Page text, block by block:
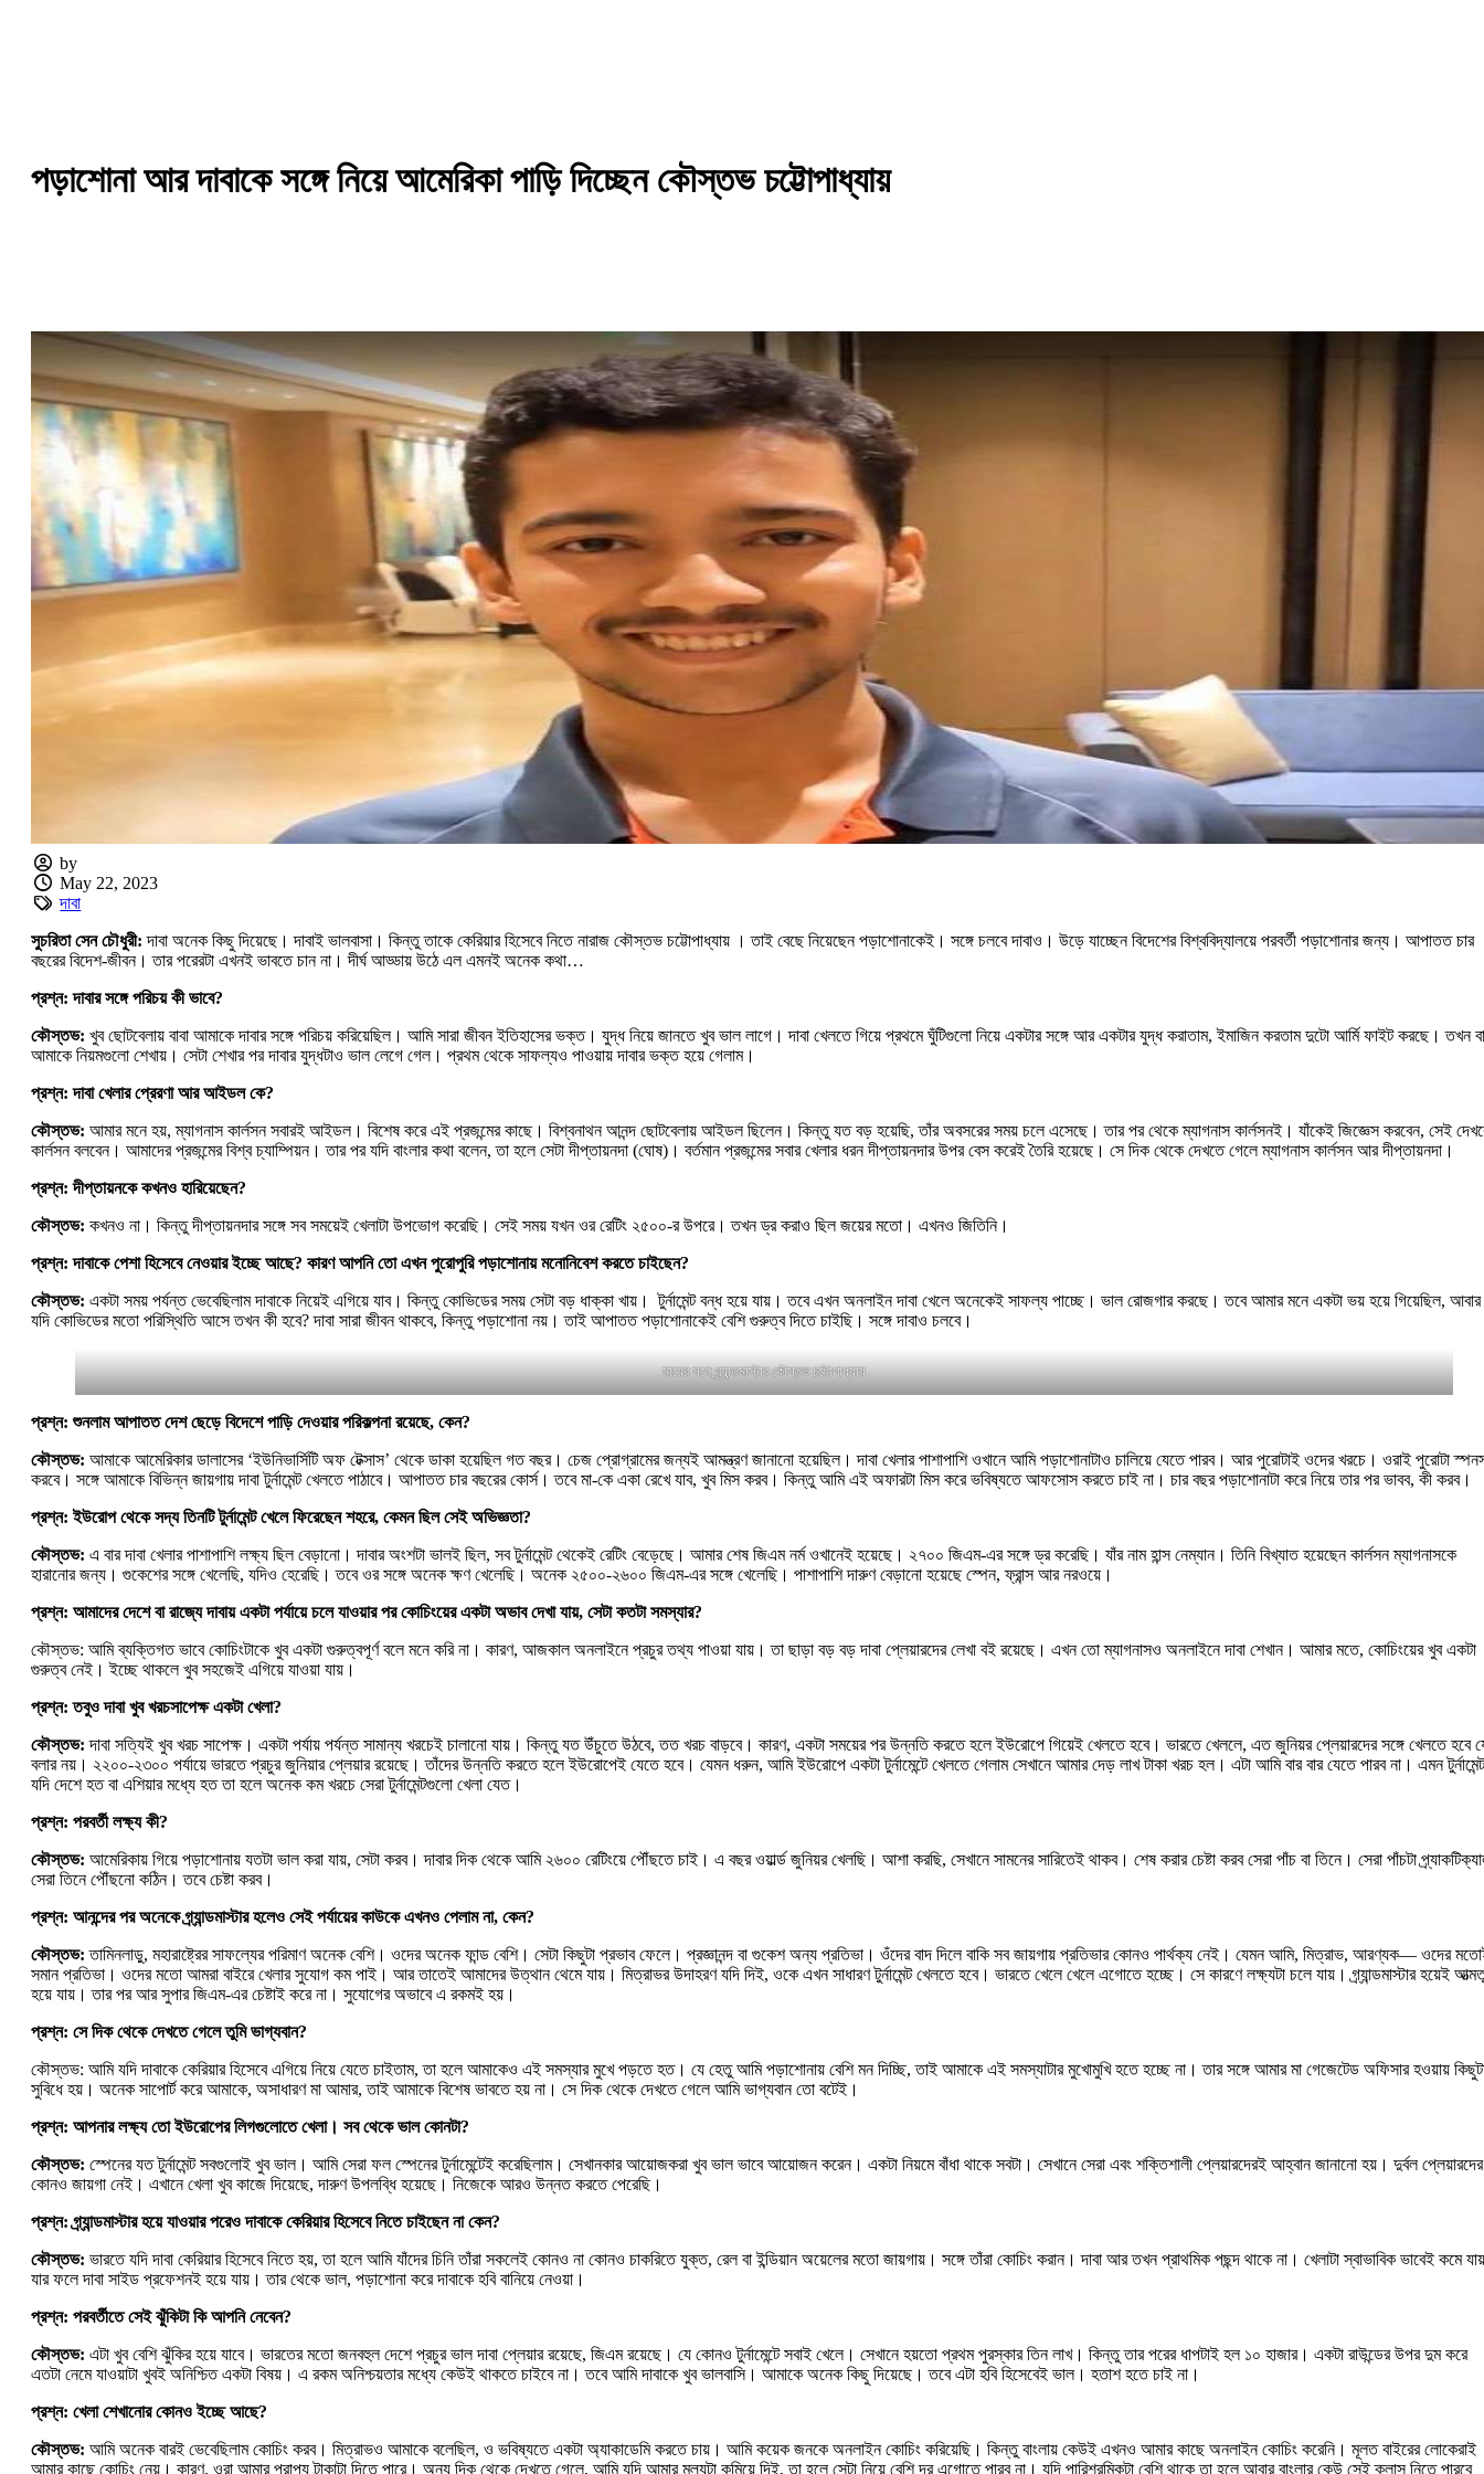
পড়াশোনা আর দাবাকে সঙ্গে নিয়ে আমেরিকা পাড়ি দিচ্ছে‌ন কৌস্তভ চট্টোপাধ্যায়
by
May 22, 2023
দাবা
সুচরিতা সেন চৌধুরী: দাবা অনেক কিছু দিয়েছে। দাবাই ভালবাসা। কিন্তু তাকে কেরিয়ার হিসেবে নিতে নারাজ কৌস্তভ চট্টোপাধ্যায় । তাই বেছে নিয়েছেন পড়াশোনাকেই। সঙ্গে চলবে দাবাও। উড়ে যাচ্ছেন বিদেশের বিশ্ববিদ্যালয়ে পরবর্তী পড়াশোনার জন্য। আপাতত চার
বছরের বিদেশ-জীবন। তার পরেরটা এখনই ভাবতে চান না। দীর্ঘ আড্ডায় উঠে এল এমনই অনেক কথা…
প্রশ্ন: দাবার সঙ্গে পরিচয় কী ভাবে?
কৌস্তভ: খুব ছোটবেলায় বাবা আমাকে দাবার সঙ্গে পরিচয় করিয়েছিল। আমি সারা জীবন ইতিহাসের ভক্ত। যুদ্ধ নিয়ে জানতে খুব ভাল লাগে। দাবা খেলতে গিয়ে প্রথমে ঘুঁটিগুলো নিয়ে একটার সঙ্গে আর একটার যুদ্ধ করাতাম, ইমাজিন করতাম দুটো আর্মি ফাইট করছে। তখন
আমাকে নিয়মগুলো শেখায়। সেটা শেখার পর দাবার যুদ্ধটাও ভাল লেগে গেল। প্রথম থেকে সাফল্যও পাওয়ায় দাবার ভক্ত হয়ে গেলাম।
প্রশ্ন: দাবা খেলার প্রেরণা আর আইডল কে?
কৌস্তভ: আমার মনে হয়, ম্যাগনাস কার্লসন সবারই আইডল। বিশেষ করে এই প্রজন্মের কাছে। বিশ্বনাথন আনন্দ ছোটবেলায় আইডল ছিলেন। কিন্তু যত বড় হয়েছি, তাঁর অবসরের সময় চলে এসেছে। তার পর থেকে ম্যাগনাস কার্লসনই। যাঁকেই জিজ্ঞেস করবেন, সেই
কার্লসন বলবেন। আমাদের প্রজন্মের বিশ্ব চ্যাম্পিয়ন। তার পর যদি বাংলার কথা বলেন, তা হলে সেটা দীপ্তায়নদা (ঘোষ)। বর্তমান প্রজন্মের সবার খেলার ধরন দীপ্তায়নদার উপর বেস করেই তৈরি হয়েছে। সে দিক থেকে দেখতে গেলে ম্যাগনাস কার্লসন আর দীপ্তায়নদা।
প্রশ্ন: দীপ্তায়নকে কখনও হারিয়েছেন?
কৌস্তভ: কখনও না। কিন্তু দীপ্তায়নদার সঙ্গে সব সময়েই খেলাটা উপভোগ করেছি। সেই সময় যখন ওর রেটিং ২৫০০-র উপরে। তখন ড্র করাও ছিল জয়ের মতো। এখনও জিতিনি।
প্রশ্ন: দাবাকে পেশা হিসেবে নেওয়ার ইচ্ছে আছে? কারণ আপনি তো এখন পুরোপুরি পড়াশোনায় মনোনিবেশ করতে চাইছেন?
কৌস্তভ: একটা সময় পর্যন্ত ভেবেছিলাম দাবাকে নিয়েই এগিয়ে যাব। কিন্তু কোভিডের সময় সেটা বড় ধাক্কা খায়। টুর্নামেন্ট বন্ধ হয়ে যায়। তবে এখন অনলাইন দাবা খেলে অনেকেই সাফল্য পাচ্ছে। ভাল রোজগার করছে। তবে আমার মনে একটা ভয় হয়ে গিয়েছিল, আবার
যদি কোভিডের মতো পরিস্থিতি আসে তখন কী হবে? দাবা সারা জীবন থাকবে, কিন্তু পড়াশোনা নয়। তাই আপাতত পড়াশোনাকেই বেশি গুরুত্ব দিতে চাইছি। সঙ্গে দাবাও চলবে।
মায়ের সঙ্গে গ্র্যান্ডমাস্টার কৌস্তভ চট্টোপাধ্যায়
প্রশ্ন: শুনলাম আপাতত দেশ ছেড়ে বিদেশে পাড়ি দেওয়ার পরিকল্পনা রয়েছে, কেন?
কৌস্তভ: আমাকে আমেরিকার ডালাসের ‘ইউনিভার্সিটি অফ টেক্সাস’ থেকে ডাকা হয়েছিল গত বছর। চেজ প্রোগ্রামের জন্যই আমন্ত্রণ জানানো হয়েছিল। দাবা খেলার পাশাপাশি ওখানে আমি পড়াশোনাটাও চালিয়ে যেতে পারব। আর পুরোটাই ওদের খরচে। ওরাই পুরোটা
করবে। সঙ্গে আমাকে বিভিন্ন জায়গায় দাবা টুর্নামেন্ট খেলতে পাঠাবে। আপাতত চার বছরের কোর্স। তবে মা-কে একা রেখে যাব, খুব মিস করব। কিন্তু আমি এই অফারটা মিস করে ভবিষ্যতে আফসোস করতে চাই না। চার বছর পড়াশোনাটা করে নিয়ে তার পর ভাবব, কী করব।
প্রশ্ন: ইউরোপ থেকে সদ্য তিনটি টুর্নামেন্ট খেলে ফিরেছেন শহরে, কেমন ছিল সেই অভিজ্ঞতা?
কৌস্তভ: এ বার দাবা খেলার পাশাপাশি লক্ষ্য ছিল বেড়ানো। দাবার অংশটা ভালই ছিল, সব টুর্নামেন্ট থেকেই রেটিং বেড়েছে। আমার শেষ জিএম নর্ম ওখানেই হয়েছে। ২৭০০ জিএম-এর সঙ্গে ড্র করেছি। যাঁর নাম হান্স নেম্যান। তিনি বিখ্যাত হয়েছেন কার্লসন ম্যাগনাসকে
হারানোর জন্য। গুকেশের সঙ্গে খেলেছি, যদিও হেরেছি। তবে ওর সঙ্গে অনেক ক্ষণ খেলেছি। অনেক ২৫০০-২৬০০ জিএম-এর সঙ্গে খেলেছি। পাশাপাশি দারুণ বেড়ানো হয়েছে স্পেন, ফ্রান্স আর নরওয়ে।
প্রশ্ন: আমাদের দেশে বা রাজ্যে দাবায় একটা পর্যায়ে চলে যাওয়ার পর কোচিংয়ের একটা অভাব দেখা যায়, সেটা কতটা সমস্যার?
কৌস্তভ: আমি ব্যক্তিগত ভাবে কোচিংটাকে খুব একটা গুরুত্বপূর্ণ বলে মনে করি না। কারণ, আজকাল অনলাইনে প্রচুর তথ্য পাওয়া যায়। তা ছাড়া বড় বড় দাবা প্লেয়ারদের লেখা বই রয়েছে। এখন তো ম্যাগনাসও অনলাইনে দাবা শেখা‌ন। আমার মতে, কোচিংয়ের খুব একটা
গুরুত্ব নেই। ইচ্ছে থাকলে খুব সহজেই এগিয়ে যাওয়া যায়।
প্রশ্ন: তবুও দাবা খুব খরচসাপেক্ষ একটা খেলা?
কৌস্তভ: দাবা সত্যিই খুব খরচ সাপেক্ষ। একটা পর্যায় পর্যন্ত সামান্য খরচেই চালানো যায়। কিন্তু যত উঁচুতে উঠবে, তত খরচ বাড়বে। কারণ, একটা সময়ের পর উন্নতি করতে হলে ইউরোপে গিয়েই খেলতে হবে। ভারতে খেললে, এত জুনিয়র প্লেয়ারদের সঙ্গে খেলতে হবে
বলার নয়। ২২০০-২৩০০ পর্যায়ে ভারতে প্রচুর জুনিয়ার প্লেয়ার রয়েছে। তাঁদের উন্নতি করতে হলে ইউরোপেই যেতে হবে। যেমন ধরুন, আমি ইউরোপে একটা টুর্নামেন্টে খেলতে গেলাম সেখানে আমার দেড় লাখ টাকা খরচ হল। এটা আমি বার বার যেতে পারব না। এমন টুর্নামেন্ট
যদি দেশে হত বা এশিয়ার মধ্যে হত তা হলে অনেক কম খরচে সেরা টুর্নামেন্টগুলো খেলা যেত।
প্রশ্ন: পরবর্তী লক্ষ্য কী?
কৌস্তভ: আমেরিকায় গিয়ে পড়াশোনায় যতটা ভাল করা যায়, সেটা করব। দাবার দিক থেকে আমি ২৬০০ রেটিংয়ে পৌঁছতে চাই। এ বছর ওয়ার্ল্ড জুনিয়র খেলছি। আশা করছি, সেখানে সামনের সারিতেই থাকব। শেষ করার চেষ্টা করব সেরা পাঁচ বা তিনে। সেরা পাঁচটা
সেরা তিনে পৌঁছনো কঠিন। তবে চেষ্টা করব।
প্রশ্ন: আনন্দের পর অনেকে গ্র্যান্ডমাস্টার হলেও সেই পর্যায়ের কাউকে এখনও পেলাম না, কেন?
কৌস্তভ: তামিনলাড়ু, মহারাষ্ট্রের সাফল্যের পরিমাণ অনেক বেশি। ওদের অনেক ফান্ড বেশি। সেটা কিছুটা প্রভাব ফেলে। প্রজ্ঞানন্দ বা গুকেশ অন্য প্রতিভা। ওঁদের বাদ দিলে বাকি সব জায়গায় প্রতিভার কোনও পার্থক্য নেই। যেমন আমি, মিত্রাভ, আরণ্যক— ওদের
সমান প্রতিভা। ওদের মতো আমরা বাইরে খেলার সুযোগ কম পাই। আর তাতেই আমাদের উত্থান থেমে যায়। মিত্রাভর উদাহরণ যদি দিই, ওকে এখন সাধারণ টুর্নামেন্ট খেলতে হবে। ভারতে খেলে খেলে এগোতে হচ্ছে। সে কারণে লক্ষ্যটা চলে যায়। গ্র্যান্ডমাস্টার হয়েই
হয়ে যায়। তার পর আর সুপার জিএম-এর চেষ্টাই করে না। সুযোগের অভাবে এ রকমই হয়।
প্রশ্ন: সে দিক থেকে দেখতে গেলে তুমি ভাগ্যবান?
কৌস্তভ: আমি যদি দাবাকে কেরিয়ার হিসেবে এগিয়ে নিয়ে যেতে চাইতাম, তা হলে আমাকেও এই সমস্যার মুখে পড়তে হত। যে হেতু আমি পড়াশোনায় বেশি মন দিচ্ছি, তাই আমাকে এই সমস্যাটার মুখোমুখি হতে হচ্ছে না। তার সঙ্গে আমার মা গেজেটেড অফিসার হওয়ায়
সুবিধে হয়। অনেক সাপোর্ট করে আমাকে, অসাধারণ মা আমার, তাই আমাকে বিশেষ ভাবতে হয় না। সে দিক থেকে দেখতে গেলে আমি ভাগ্যবান তো বটেই।
প্রশ্ন: আপনার লক্ষ্য তো ইউরোপের লিগগুলোতে খেলা। সব থেকে ভাল কোনটা?
কৌস্তভ: স্পেনের যত টুর্নামেন্ট সবগুলোই খুব ভাল। আমি সেরা ফল স্পেনের টুর্নামেন্টেই করেছিলাম। সেখানকার আয়োজকরা খুব ভাল ভাবে আয়োজন করে‌ন। একটা নিয়মে বাঁধা থাকে সবটা। সেখানে সেরা এবং শক্তিশালী প্লেয়ারদেরই আহ্বান জানানো হয়। দুর্বল প্লেয়ারদের
কোনও জায়গা নেই। এখানে খেলা খুব কাজে দিয়েছে, দারুণ উপলব্ধি হয়েছে। নিজেকে আরও উন্নত করতে পেরেছি।
প্রশ্ন: গ্র্যান্ডমাস্টার হয়ে যাওয়ার পরেও দাবাকে কেরিয়ার হিসেবে নিতে চাইছেন না কেন?
কৌস্তভ: ভারতে যদি দাবা কেরিয়ার হিসেবে নিতে হয়, তা হলে আমি যাঁদের চিনি তাঁরা সকলেই কোনও না কোনও চাকরিতে যুক্ত, রেল বা ইন্ডিয়ান অয়েলের মতো জায়গায়। সঙ্গে তাঁরা কোচিং করান। দাবা আর তখন প্রাথমিক পছন্দ থাকে না। খেলাটা স্বাভাবিক ভাবেই কমে
যার ফলে দাবা সাইড প্রফেশনই হয়ে যায়। তার থেকে ভাল, পড়াশোনা করে দাবাকে হবি বানিয়ে নেওয়া।
প্রশ্ন: পরবর্তীতে সেই ঝুঁকিটা কি আপনি নেবেন?
কৌস্তভ: এটা খুব বেশি ঝুঁকির হয়ে যাবে। ভারতের মতো জনবহুল দেশে প্রচুর ভাল দাবা প্লেয়ার রয়েছে, জিএম রয়েছে। যে কোনও টুর্নামেন্টে সবাই খেলে। সেখানে হয়তো প্রথম পুরস্কার তিন লাখ। কিন্তু তার পরের ধাপটাই হল ১০ হাজার। একটা রাউন্ডের উপর দুম করে
এতটা নেমে যাওয়াটা খুবই অনিশ্চিত একটা বিষয়। এ রকম অনিশ্চয়তার মধ্যে কেউই থাকতে চাইবে না। তবে আমি দাবাকে খুব ভালবাসি। আমাকে অনেক কিছু দিয়েছে। তবে এটা হবি হিসেবেই ভাল। হতাশ হতে চাই না।
প্রশ্ন: খেলা শেখানোর কোনও ইচ্ছে আছে?
কৌস্তভ: আমি অনেক বারই ভেবেছিলাম কোচিং করব। মিত্রাভও আমাকে বলেছিল, ও ভবিষ্যতে একটা অ্যাকাডেমি করতে চায়। আমি কয়েক জনকে অনলাইন কোচিং করিয়েছি। কিন্তু বাংলায় কেউই এখনও আমার কাছে অনলাইন কোচিং করেনি। মূলত বাইরের লোকেরাই
আমার কাছে কোচিং নেয়। কারণ, ওরা আমার প্রাপ্য টাকাটা দিতে পারে। অন্য দিক থেকে দেখতে গেলে, আমি যদি আমার মূল্যটা কমিয়ে দিই, তা হলে সেটা নিয়ে বেশি দূর এগোতে পারব না। যদি পারিশ্রমিকটা বেশি থাকে তা হলে আবার বাংলার কেউ সেই ক্লাস নিতে পারবে